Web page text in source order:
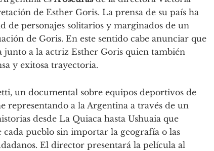
de Esther Goris. La prensa de su país ha
de personajes solitarios y marginados de un
de Goris. En este sentido cabe anunciar que
a la actriz Esther Goris quien también
y exitosa trayectoria.
un documental sobre equipos deportivos de
representando a la Argentina a través de un
desde La Quiaca hasta Ushuaia que
pueblo sin importar la geografía o las
El director presentará la película al